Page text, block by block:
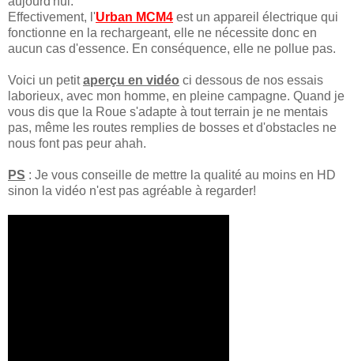
Effectivement, l'Urban MCM4 est un appareil électrique qui
fonctionne en la rechargeant, elle ne nécessite donc en
aucun cas d'essence. En conséquence, elle ne pollue pas.
Voici un petitaperçu en vidéo ci dessous de nos essais
laborieux, avec mon homme, en pleine campagne. Quand je
vous dis que la Roue s'adapte à tout terrain je ne mentais
pas, même les routes remplies de bosses et d'obstacles ne
nous font pas peur ahah.
PS : Je vous conseille de mettre la qualité au moins en HD
sinon la vidéo n'est pas agréable à regarder!